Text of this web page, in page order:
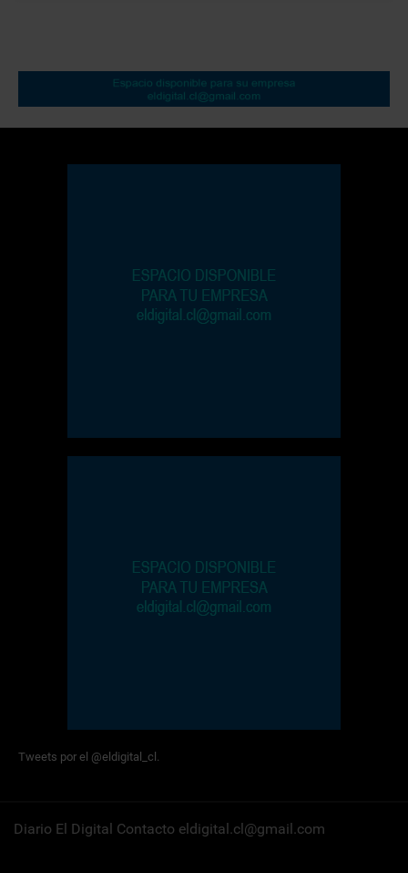
Tweets por el @eldigital_cl.
Diario El Digital Contacto eldigital.cl@gmail.com